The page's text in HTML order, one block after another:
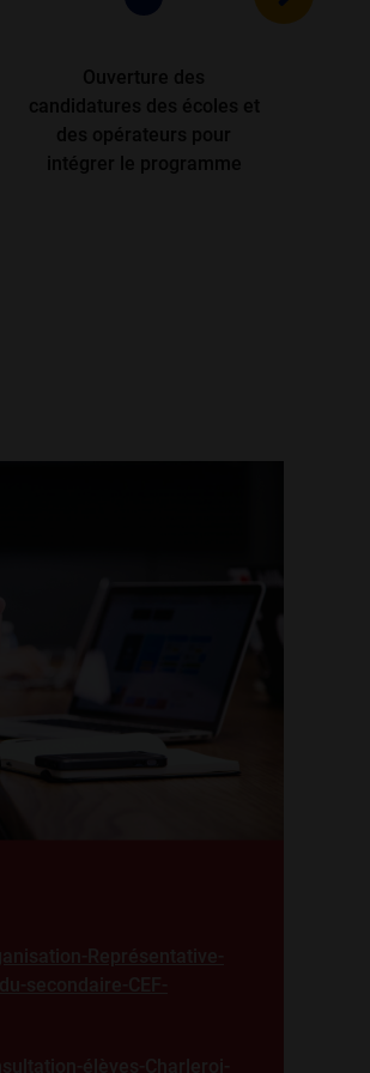
Ouverture des
candidatures des écoles et
des opérateurs pour
intégrer le programme